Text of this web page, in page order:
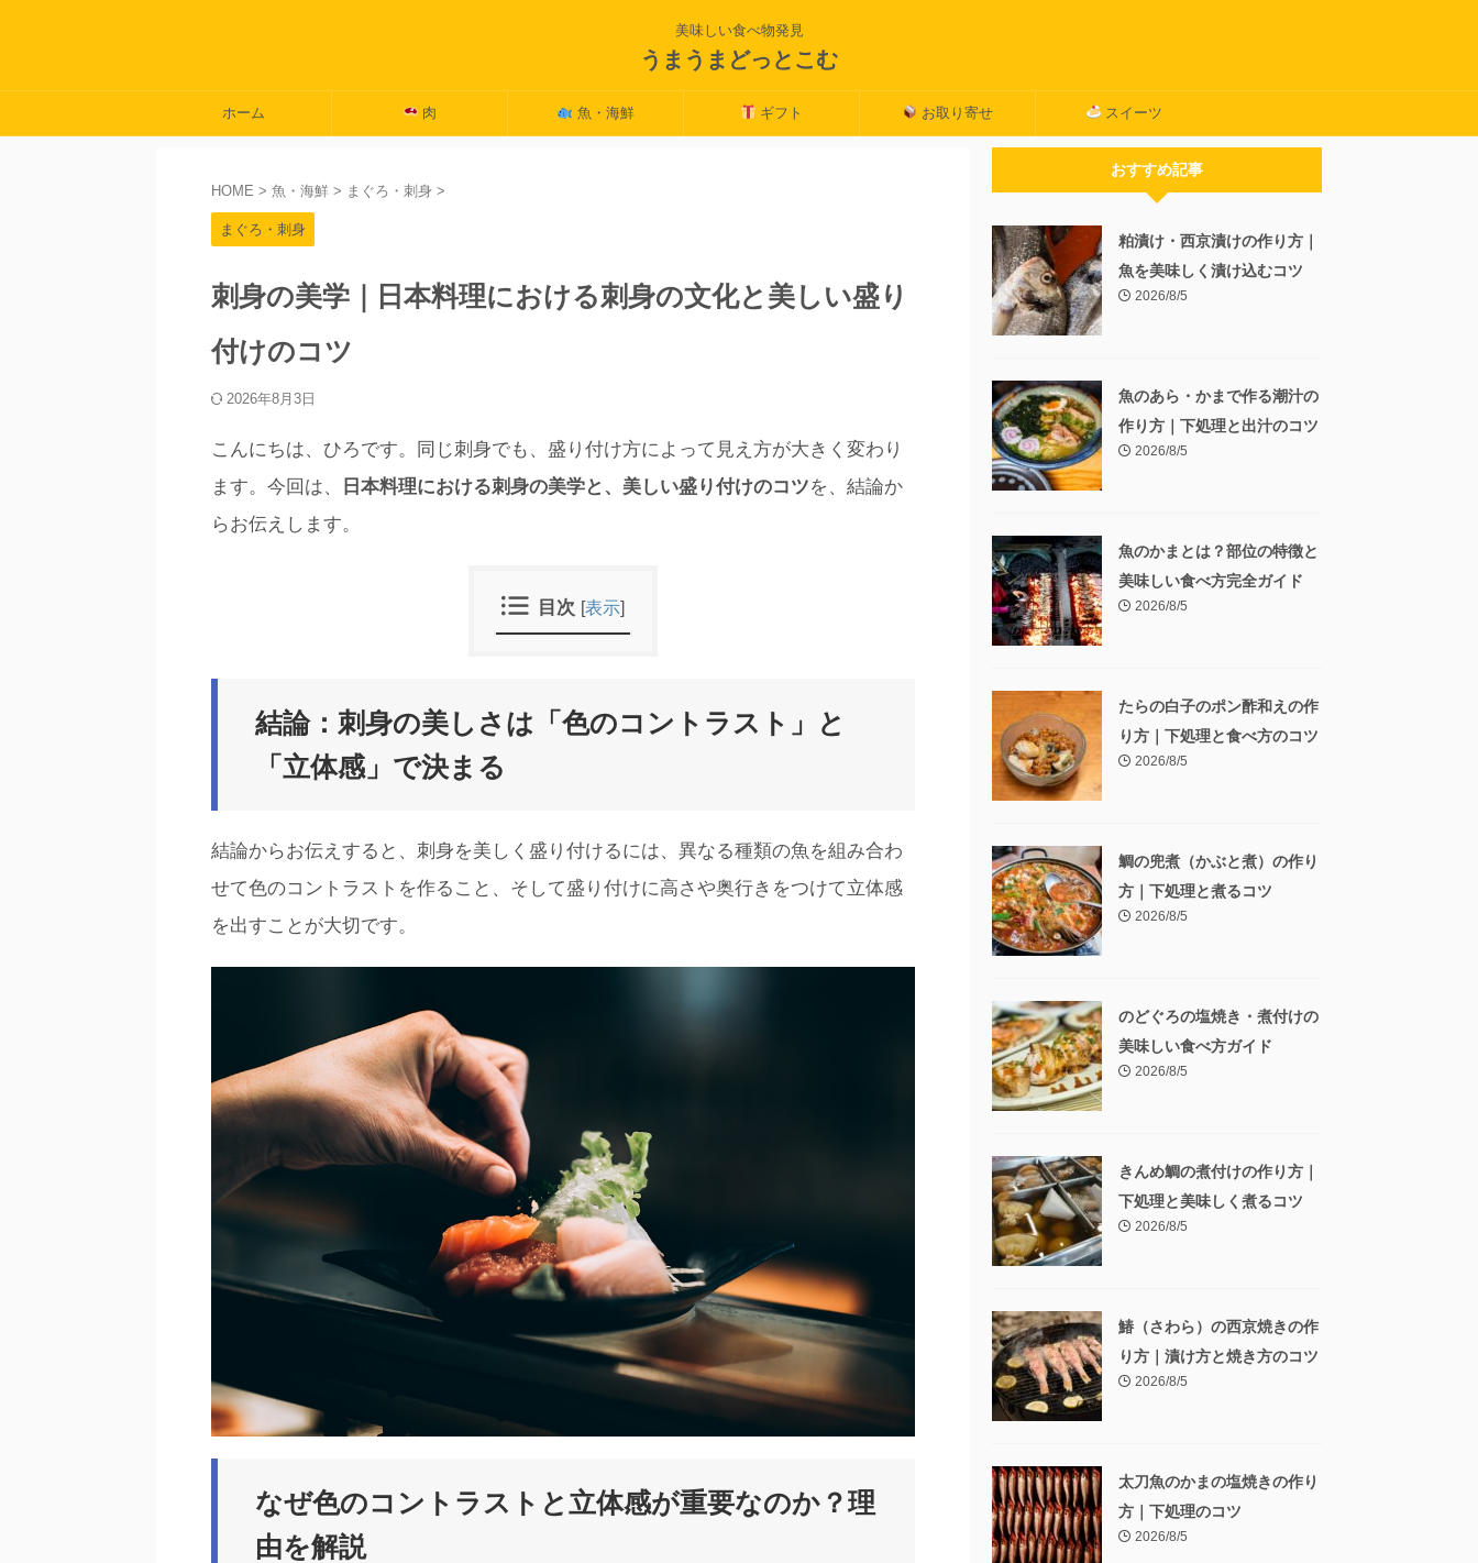
美味しい食べ物発見
うまうまどっとこむ
ホーム 肉 魚・海鮮 ギフト お取り寄せ スイーツ
HOME > 魚・海鮮 > まぐろ・刺身 >
まぐろ・刺身
刺身の美学｜日本料理における刺身の文化と美しい盛り
付けのコツ
2026年8月3日
こんにちは、ひろです。同じ刺身でも、盛り付け方によって見え方が大きく変わり
ます。今回は、
日本料理における刺身の美学と、美しい盛り付けのコツを、結論か
らお伝えします。
目次 [表示]
結論：刺身の美しさは「色のコントラスト」と
「立体感」で決まる
結論からお伝えすると、刺身を美しく盛り付けるには、異なる種類の魚を組み合わ
せて色のコントラストを作ること、そして盛り付けに高さや奥行きをつけて立体感
を出すことが大切です。
なぜ色のコントラストと立体感が重要なのか？理
由を解説
おすすめ記事
粕漬け・西京漬けの作り方｜
魚を美味しく漬け込むコツ
2026/8/5
魚のあら・かまで作る潮汁の
作り方｜下処理と出汁のコツ
2026/8/5
魚のかまとは？部位の特徴と
美味しい食べ方完全ガイド
2026/8/5
たらの白子のポン酢和えの作
り方｜下処理と食べ方のコツ
2026/8/5
鯛の兜煮（かぶと煮）の作り
方｜下処理と煮るコツ
2026/8/5
のどぐろの塩焼き・煮付けの
美味しい食べ方ガイド
2026/8/5
きんめ鯛の煮付けの作り方｜
下処理と美味しく煮るコツ
2026/8/5
鰆（さわら）の西京焼きの作
り方｜漬け方と焼き方のコツ
2026/8/5
太刀魚のかまの塩焼きの作り
方｜下処理のコツ
2026/8/5